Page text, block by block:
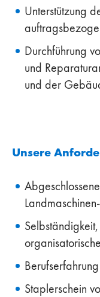
Unterstützung
Durchführung
und
und der
Unsere
Staplerschein